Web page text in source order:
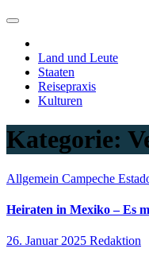
Land und Leute
Staaten
Reisepraxis
Kulturen
Kategorie:
Allgemein Campeche
Heiraten in Mexiko – Es
26. Januar 2025 Redaktion